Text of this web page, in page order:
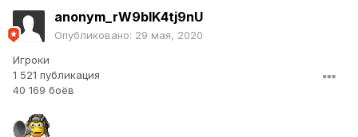
anonym_rW9bIK4tj9nU
Опубликовано: 29 мая, 2020
Игроки
1 521 публикация
40 169 боёв